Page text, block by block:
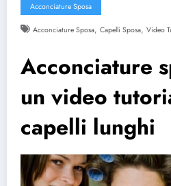
Acconciature Sposa
Acconciature Sposa, Capelli Sposa, Video
Acconciature
un video
capelli lunghi